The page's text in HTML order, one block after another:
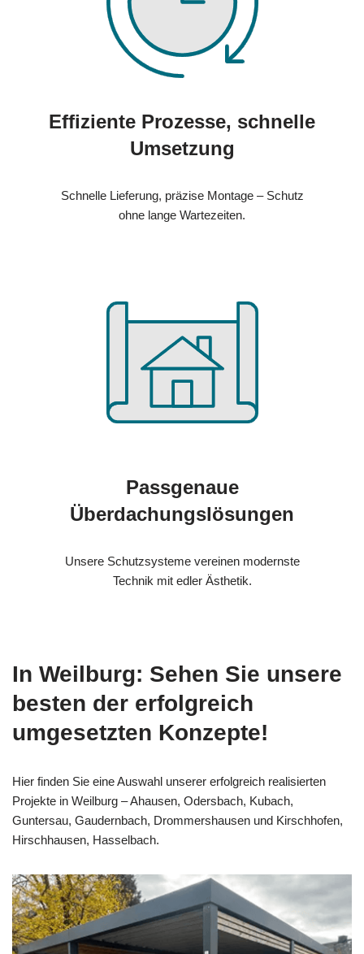
Effiziente Prozesse, schnelle
Umsetzung
Schnelle Lieferung, präzise Montage – Schutz
ohne lange Wartezeiten.
Passgenaue
Überdachungslösungen
Unsere Schutzsysteme vereinen modernste
Technik mit edler Ästhetik.
In Weilburg: Sehen Sie unsere
besten der erfolgreich
umgesetzten Konzepte!
Hier finden Sie eine Auswahl unserer erfolgreich realisierten
Projekte in Weilburg – Ahausen, Odersbach, Kubach,
Guntersau, Gaudernbach, Drommershausen und Kirschhofen,
Hirschhausen, Hasselbach.